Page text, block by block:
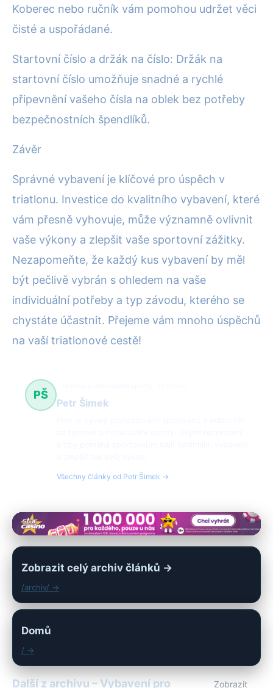
Koberec nebo ručník vám pomohou udržet věci
čisté a uspořádané.
Startovní číslo a držák na číslo: Držák na
startovní číslo umožňuje snadné a rychlé
připevnění vašeho čísla na oblek bez potřeby
bezpečnostních špendlíků.
Závěr
Správné vybavení je klíčové pro úspěch v
triatlonu. Investice do kvalitního vybavení, které
vám přesně vyhovuje, může významně ovlivnit
vaše výkony a zlepšit vaše sportovní zážitky.
Nezapomeňte, že každý kus vybavení by měl
být pečlivě vybrán s ohledem na vaše
individuální potřeby a typ závodu, kterého se
chystáte účastnit. Přejeme vám mnoho úspěchů
na vaší triatlonové cestě!
PŠ
Petr Šimek
Všechny články od Petr Šimek →
Zobrazit celý archiv článků →
/archiv/ →
Domů
/ →
Další z archivu – Vybavení pro
Zobrazit